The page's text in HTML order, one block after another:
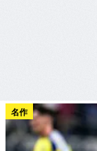
名作